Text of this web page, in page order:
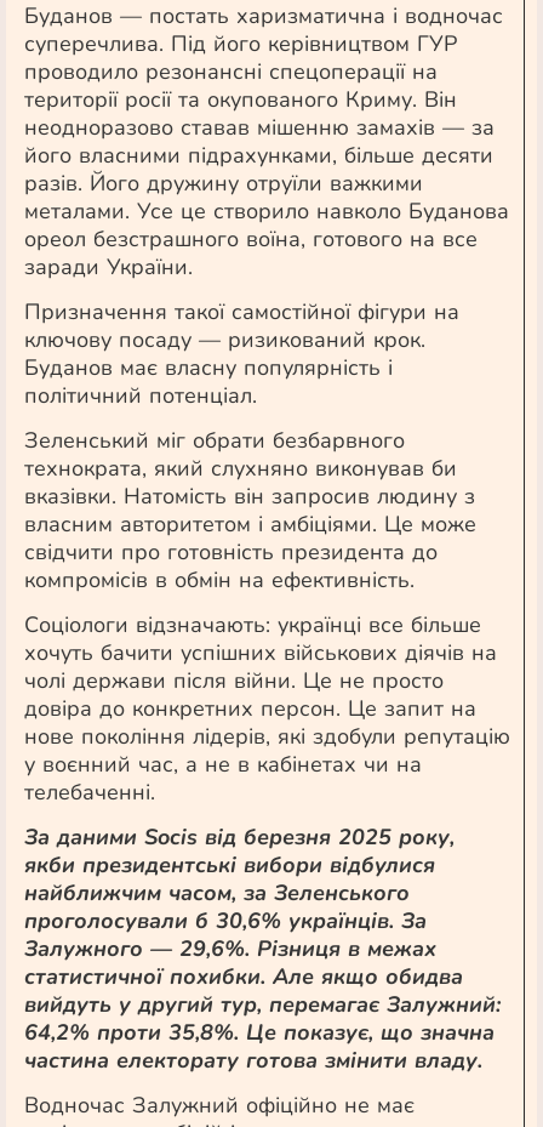
Буданов — постать харизматична і водночас
суперечлива. Під його керівництвом ГУР
проводило резонансні спецоперації на
території росії та окупованого Криму. Він
неодноразово ставав мішенню замахів — за
його власними підрахунками, більше десяти
разів. Його дружину отруїли важкими
металами. Усе це створило навколо Буданова
ореол безстрашного воїна, готового на все
заради України.
Призначення такої самостійної фігури на
ключову посаду — ризикований крок.
Буданов має власну популярність і
політичний потенціал.
Зеленський міг обрати безбарвного
технократа, який слухняно виконував би
вказівки. Натомість він запросив людину з
власним авторитетом і амбіціями. Це може
свідчити про готовність президента до
компромісів в обмін на ефективність.
Соціологи відзначають: українці все більше
хочуть бачити успішних військових діячів на
чолі держави після війни. Це не просто
довіра до конкретних персон. Це запит на
нове покоління лідерів, які здобули репутацію
у воєнний час, а не в кабінетах чи на
телебаченні.
За даними Socis від березня 2025 року,
якби президентські вибори відбулися
найближчим часом, за Зеленського
проголосували б 30,6% українців. За
Залужного — 29,6%. Різниця в межах
статистичної похибки. Але якщо обидва
вийдуть у другий тур, перемагає Залужний:
64,2% проти 35,8%. Це показує, що значна
частина електорату готова змінити владу.
Водночас Залужний офіційно не має